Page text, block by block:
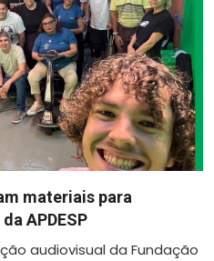
materiais para
APDESP
audiovisual da Fundação